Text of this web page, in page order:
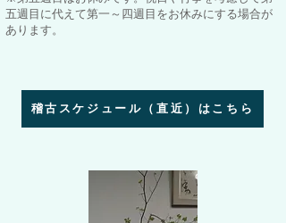
五週目に代えて第一～四週目をお休みにする場合が
あります。
稽古スケジュール（直近）はこちら